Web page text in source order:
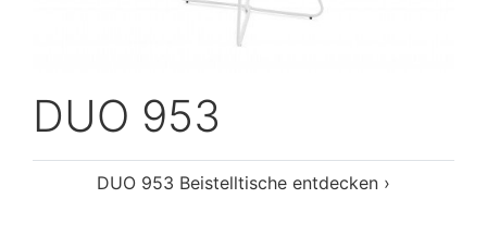
DUO 953
DUO 953 Beistelltische entdecken ›